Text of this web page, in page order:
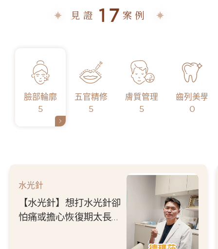
見證 17 案例
臉部輪廓
5
五官精修
5
膚質管理
5
齒列美學
0
水光針
【水光針】想打水光針卻
怕痛或擔心恢復期太長